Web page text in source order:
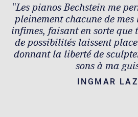
"Les pianos Bechstein me
pleinement chacune de
infimes, faisant en sorte que
de possibilités laissent
donnant la liberté de
sons à ma
INGMAR